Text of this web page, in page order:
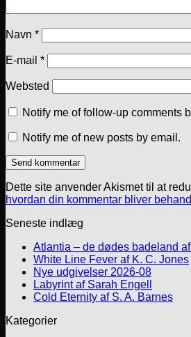
Navn *
E-mail *
Websted
Notify me of follow-up comments
Notify me of new posts by email.
Dette site anvender Akismet til at
hvordan din kommentar bliver
Seneste indlæg
Atlantia – de dødes badeland
White Line Fever af K. C. Jones
Nye udgivelser 2026-08
Labyrint af Sarah Engell
Cold Eternity af S. A. Barnes
Kategorier